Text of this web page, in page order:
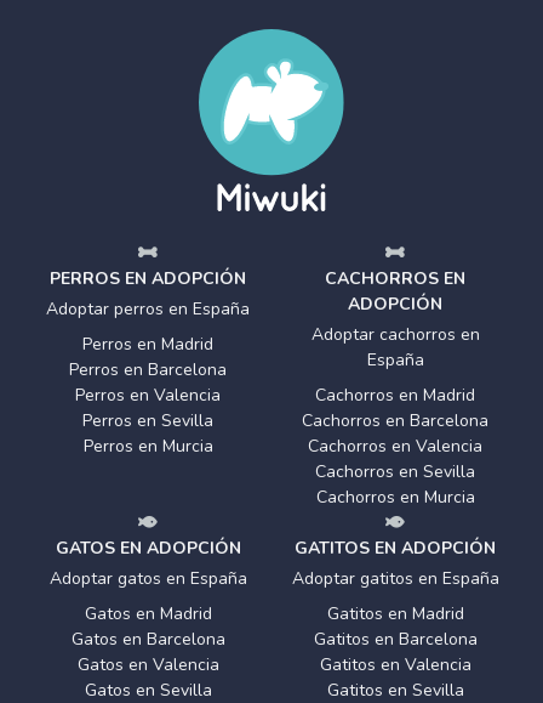
PERROS EN ADOPCIÓN
Adoptar perros en España
Perros en Madrid
Perros en Barcelona
Perros en Valencia
Perros en Sevilla
Perros en Murcia
CACHORROS EN
ADOPCIÓN
Adoptar cachorros en
España
Cachorros en Madrid
Cachorros en Barcelona
Cachorros en Valencia
Cachorros en Sevilla
Cachorros en Murcia
GATOS EN ADOPCIÓN
Adoptar gatos en España
Gatos en Madrid
Gatos en Barcelona
Gatos en Valencia
Gatos en Sevilla
GATITOS EN ADOPCIÓN
Adoptar gatitos en España
Gatitos en Madrid
Gatitos en Barcelona
Gatitos en Valencia
Gatitos en Sevilla